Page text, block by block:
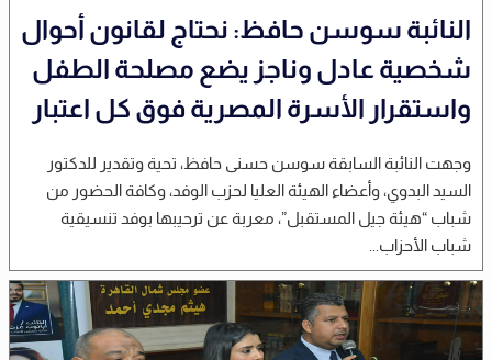
النائبة سوسن حافظ: نحتاج لقانون أحوال
شخصية عادل وناجز يضع مصلحة الطفل
واستقرار الأسرة المصرية فوق كل اعتبار
وجهت النائبة السابقة سوسن حسنى حافظ، تحية وتقدير للدكتور
السيد البدوي، وأعضاء الهيئة العليا لحزب الوفد، وكافة الحضور من
شباب “هيئة جيل المستقبل”، معربة عن ترحيبها بوفد تنسيقية
شباب الأحزاب...